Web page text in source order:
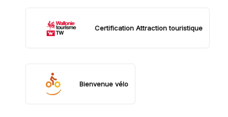
Certification Attraction touristique
Bienvenue vélo